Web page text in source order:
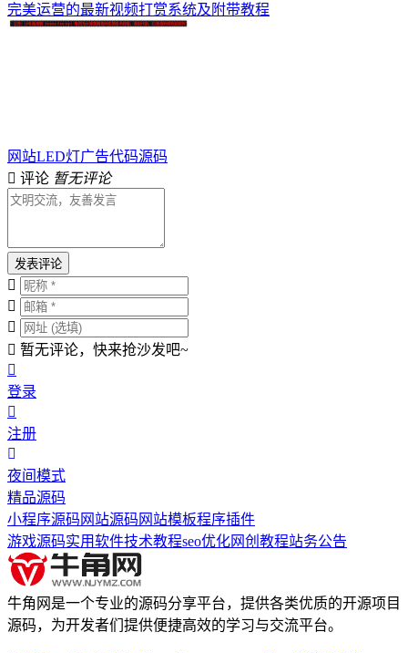
完美运营的最新视频打赏系统及附带教程
网站LED灯广告代码源码
评论 暂无评论
发表评论
暂无评论，快来抢沙发吧~
登录
注册
夜间模式
精品源码
小程序源码 网站源码 网站模板程序插件
游戏源码实用软件技术教程seo优化网创教程站务公告
牛角网是一个专业的源码分享平台，提供各类优质的开源项目
源码，为开发者们提供便捷高效的学习与交流平台。